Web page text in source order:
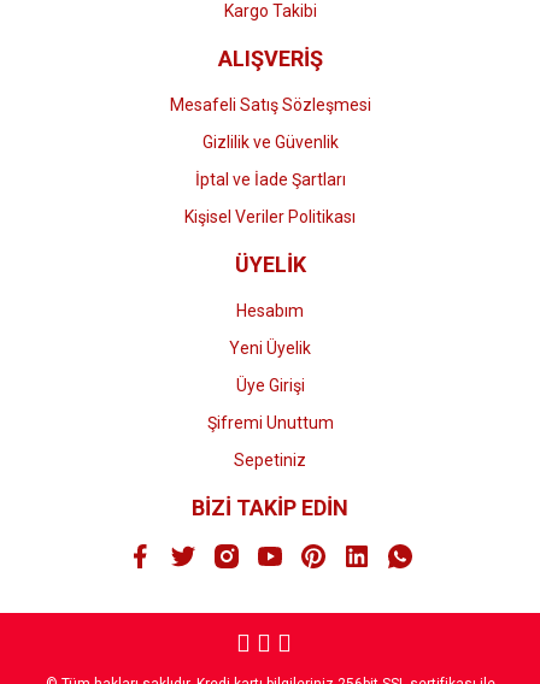
Kargo Takibi
ALIŞVERİŞ
Mesafeli Satış Sözleşmesi
Gizlilik ve Güvenlik
İptal ve İade Şartları
Kişisel Veriler Politikası
ÜYELİK
Hesabım
Yeni Üyelik
Üye Girişi
Şifremi Unuttum
Sepetiniz
BİZİ TAKİP EDİN